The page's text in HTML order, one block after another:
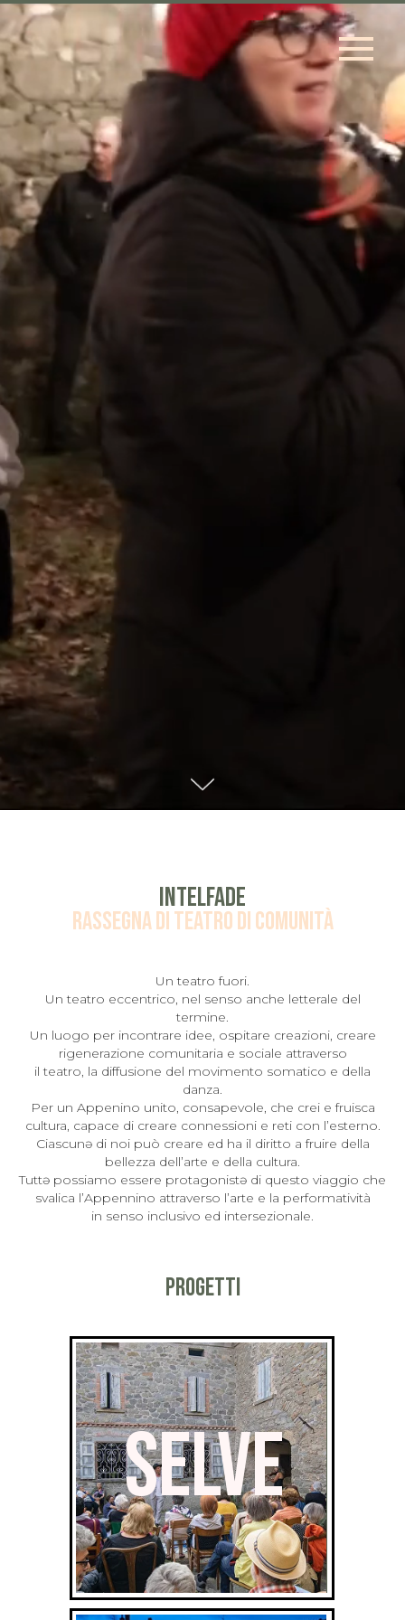
intelfade
rassegna di teatro di comunità
Un teatro fuori.
Un teatro eccentrico, nel senso anche letterale del
termine.
Un luogo per incontrare idee, ospitare creazioni, creare
rigenerazione comunitaria e sociale attraverso
il teatro, la diffusione del movimento somatico e della
danza.
Per un Appenino unito, consapevole, che crei e fruisca
cultura, capace di creare connessioni e reti con l’esterno.
Ciascunə di noi può creare ed ha il diritto a fruire della
bellezza dell’arte e della cultura.
Tuttə possiamo essere protagonistə di questo viaggio che
svalica l’Appennino attraverso l’arte e la performatività
in senso inclusivo ed intersezionale.
PROGETTI
SELVE
rassegna di teatro di
comunità
Festival di teatro e
danza in Appennino
Reggiano
SELVE